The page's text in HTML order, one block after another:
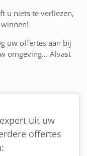
u niets te verliezen,
uw offertes aan bij
omgeving... Alvast
uit uw
offertes